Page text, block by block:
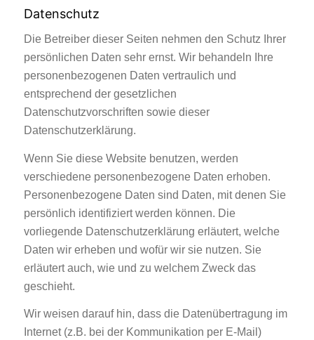
Datenschutz
Die Betreiber dieser Seiten nehmen den Schutz Ihrer
persönlichen Daten sehr ernst. Wir behandeln Ihre
personenbezogenen Daten vertraulich und
entsprechend der gesetzlichen
Datenschutzvorschriften sowie dieser
Datenschutzerklärung.
Wenn Sie diese Website benutzen, werden
verschiedene personenbezogene Daten erhoben.
Personenbezogene Daten sind Daten, mit denen Sie
persönlich identifiziert werden können. Die
vorliegende Datenschutzerklärung erläutert, welche
Daten wir erheben und wofür wir sie nutzen. Sie
erläutert auch, wie und zu welchem Zweck das
geschieht.
Wir weisen darauf hin, dass die Datenübertragung im
Internet (z.B. bei der Kommunikation per E-Mail)